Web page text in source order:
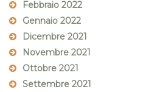
Febbraio 2022
Gennaio 2022
Dicembre 2021
Novembre 2021
Ottobre 2021
Settembre 2021